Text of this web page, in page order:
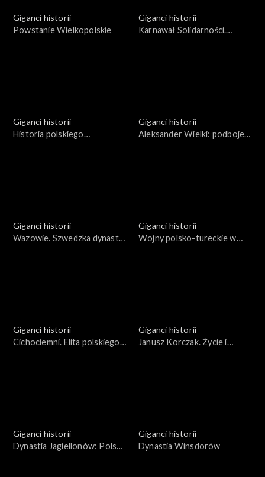
Giganci historii
Powstanie Wielkopolskie
Giganci historii
Karnawał Solidarności.
Giganci historii
Historia polskiego
Giganci historii
Aleksander Wielki: podboje i
Giganci historii
Wazowie. Szwedzka dynastia
Giganci historii
Wojny polsko-tureckie w
Giganci historii
Cichociemni. Elita polskiego
Giganci historii
Janusz Korczak. Życie i
Giganci historii
Dynastia Jagiellonów: Polska
Giganci historii
Dynastia Winsdorów